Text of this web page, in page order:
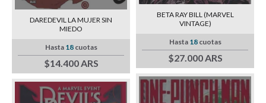
DAREDEVIL LA MUJER SIN
MIEDO
Hasta 18cuotas
$14.400 ARS
BETA RAY BILL (MARVEL
VINTAGE)
Hasta 18cuotas
$27.000 ARS